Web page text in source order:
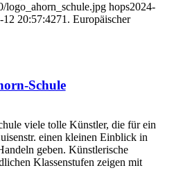
logo_ahorn_schule.jpg hops2024-
12 20:57:4271. Europäischer
Schule
viele tolle Künstler, die für ein
einen kleinen Einblick in
geben. Künstlerische
Klassenstufen zeigen mit